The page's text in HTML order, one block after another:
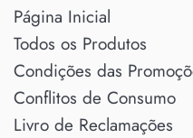
Página Inicial
Todos os Produtos
Condições das
Conflitos de Consumo
Livro de Reclamações